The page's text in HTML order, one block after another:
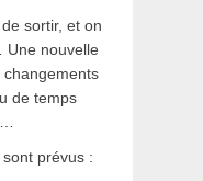
sortir, et on
nouvelle
de temps
prévus :